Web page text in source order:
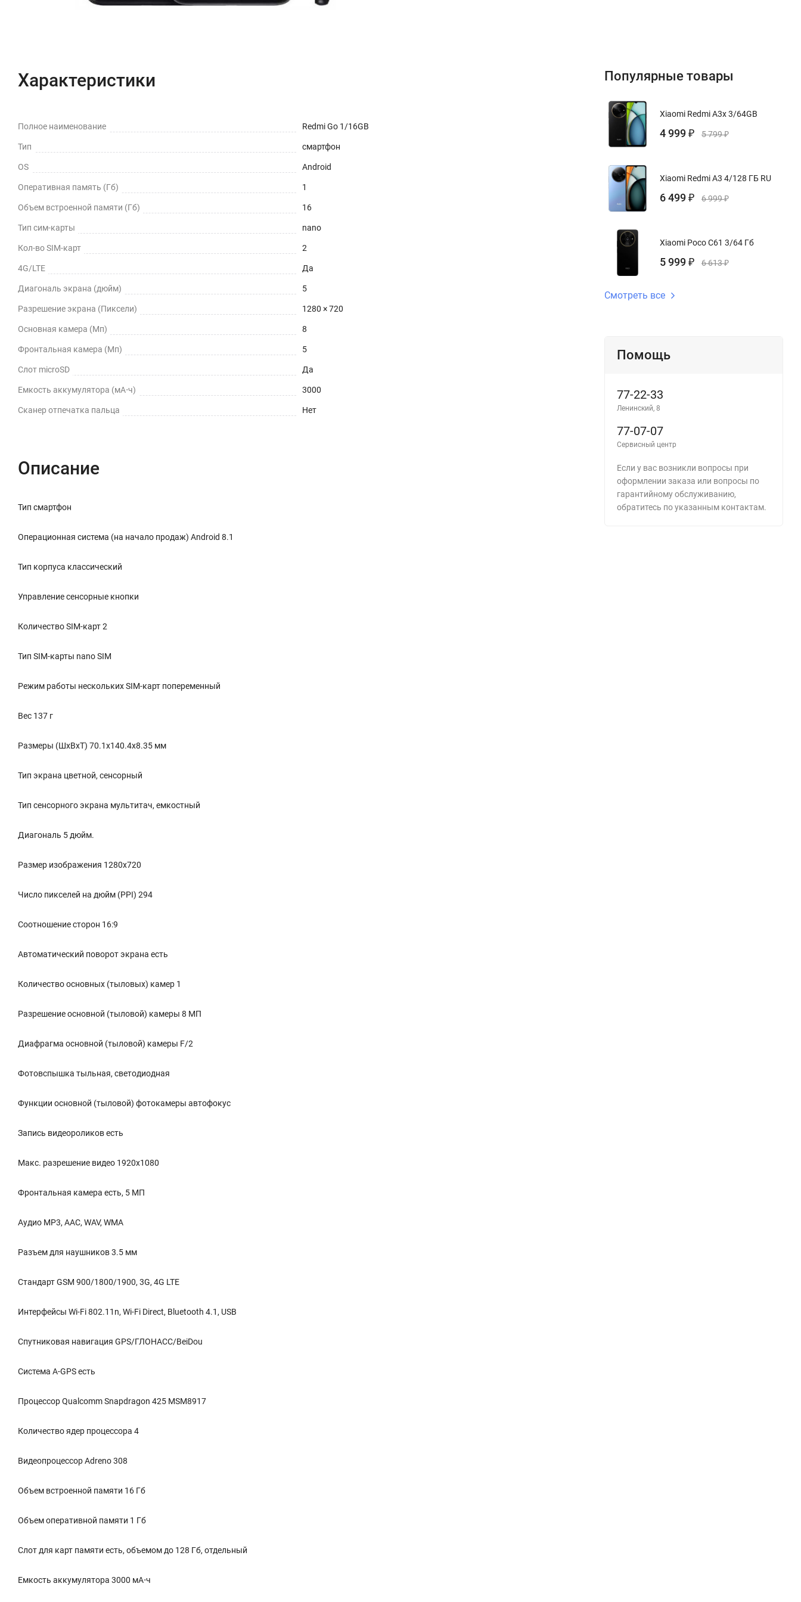
Характеристики
Полное наименование Redmi Go 1/16GB
Тип смартфон
OS Android
Оперативная память (Гб) 1
Объем встроенной памяти (Гб) 16
Тип сим-карты nano
Кол-во SIM-карт 2
4G/LTE Да
Диагональ экрана (дюйм) 5
Разрешение экрана (Пиксели) 1280 × 720
Основная камера (Мп) 8
Фронтальная камера (Мп) 5
Слот microSD Да
Емкость аккумулятора (мА⋅ч) 3000
Сканер отпечатка пальца Нет
Описание
Тип смартфон
Операционная система (на начало продаж) Android 8.1
Тип корпуса классический
Управление сенсорные кнопки
Количество SIM-карт 2
Тип SIM-карты nano SIM
Режим работы нескольких SIM-карт попеременный
Вес 137 г
Размеры (ШxВxТ) 70.1x140.4x8.35 мм
Тип экрана цветной, сенсорный
Тип сенсорного экрана мультитач, емкостный
Диагональ 5 дюйм.
Размер изображения 1280x720
Число пикселей на дюйм (PPI) 294
Соотношение сторон 16:9
Автоматический поворот экрана есть
Количество основных (тыловых) камер 1
Разрешение основной (тыловой) камеры 8 МП
Диафрагма основной (тыловой) камеры F/2
Фотовспышка тыльная, светодиодная
Функции основной (тыловой) фотокамеры автофокус
Запись видеороликов есть
Макс. разрешение видео 1920x1080
Фронтальная камера есть, 5 МП
Аудио MP3, AAC, WAV, WMA
Разъем для наушников 3.5 мм
Стандарт GSM 900/1800/1900, 3G, 4G LTE
Интерфейсы Wi-Fi 802.11n, Wi-Fi Direct, Bluetooth 4.1, USB
Спутниковая навигация GPS/ГЛОНАСС/BeiDou
Cистема A-GPS есть
Процессор Qualcomm Snapdragon 425 MSM8917
Количество ядер процессора 4
Видеопроцессор Adreno 308
Объем встроенной памяти 16 Гб
Объем оперативной памяти 1 Гб
Слот для карт памяти есть, объемом до 128 Гб, отдельный
Емкость аккумулятора 3000 мА⋅ч
Популярные товары
Xiaomi Redmi A3x 3/64GB
4 999 ₽ 5 799₽
Xiaomi Redmi A3 4/128 ГБ RU
6 499 ₽ 6 999₽
Xiaomi Poco C61 3/64 Гб
5 999 ₽ 6 613₽
Смотреть все
Помощь
77-22-33
Ленинский, 8
77-07-07
Сервисный центр
Если у вас возникли вопросы при
оформлении заказа или вопросы по
гарантийному обслуживанию,
обратитесь по указанным контактам.